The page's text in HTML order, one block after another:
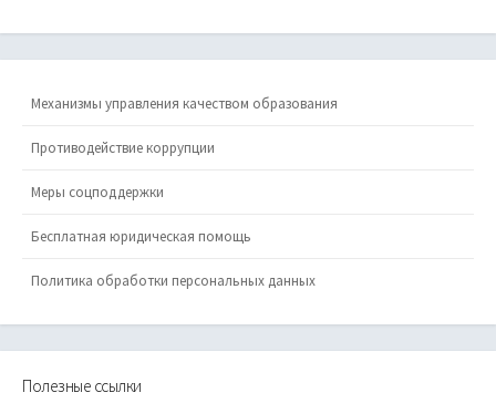
Механизмы управления качеством образования
Противодействие коррупции
Меры соцподдержки
Бесплатная юридическая помощь
Политика обработки персональных данных
Полезные ссылки